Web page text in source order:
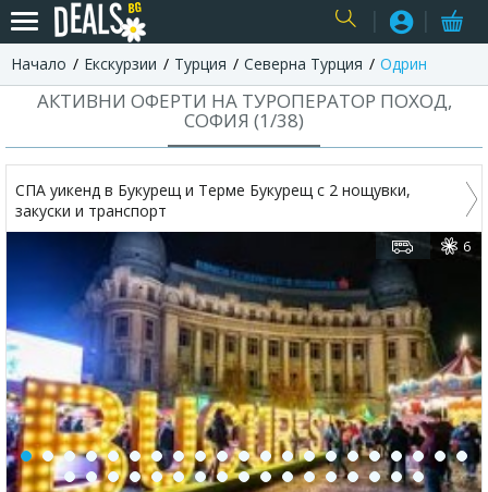
USER
Начало Екскурзии Турция Северна Турция Одрин
АКТИВНИ ОФЕРТИ НА ТУРОПЕРАТОР ПОХОД,
СОФИЯ (1/38)
СПА уикенд в Букурещ и Терме Букурещ с 2 нощувки,
закуски и транспорт
6